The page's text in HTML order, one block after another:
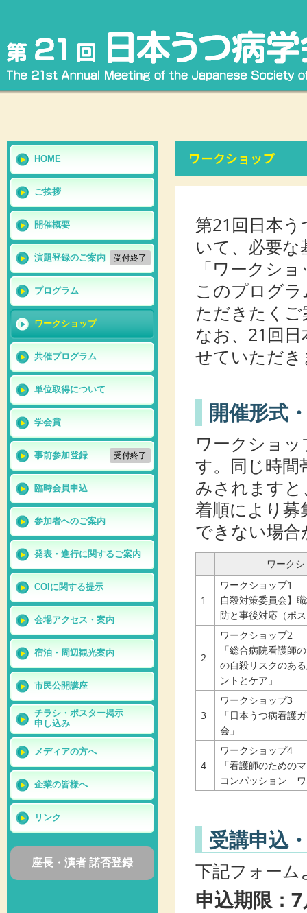
HOME
ご挨拶
開催概要
演題登録のご案内 受付終了
プログラム
ワークショップ
共催プログラム
単位取得について
学会賞
事前参加登録 受付終了
臨時会員申込
参加者へのご案内
発表・進行に関するご案内
COIに関する提示
会場アクセス・案内
宿泊・周辺観光案内
市民公開講座
チラシ・ポスター掲示
申し込み
メディアの方へ
企業の皆様へ
リンク
座長・演者 諾否登録
ワークショップ
第21回日本
いて、必要
「ワークシ
このプログ
ただきたく
なお、21回
せていただ
開催形式
ワークショ
す。同じ時間
みされます
着順により募
できない場
ワーク
1
ワークショップ1
自殺対策委員会】
防と事後対応（ポ
2
ワークショップ2
「総合病院看護師
の自殺リスクのあ
ントとケア」
3
ワークショップ3
「日本うつ病看護
会」
4
ワークショップ4
「看護師のための
コンパッション
受講申込
下記フォー
申込期限：